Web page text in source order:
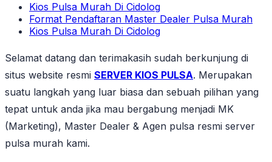
Kios Pulsa Murah Di Cidolog
Format Pendaftaran Master Dealer Pulsa Murah
Kios Pulsa Murah Di Cidolog
Selamat datang dan terimakasih sudah berkunjung di
situs website resmi SERVER KIOS PULSA. Merupakan
suatu langkah yang luar biasa dan sebuah pilihan yang
tepat untuk anda jika mau bergabung menjadi MK
(Marketing), Master Dealer & Agen pulsa resmi server
pulsa murah kami.